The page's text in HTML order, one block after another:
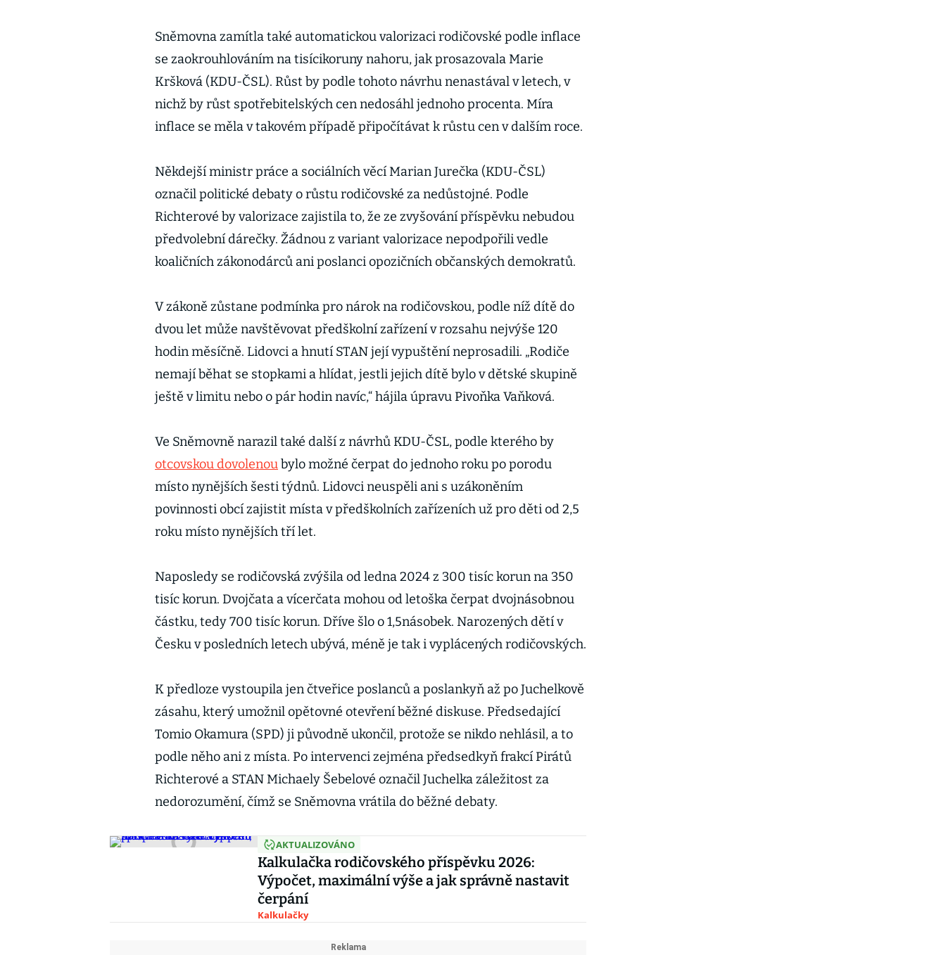
Sněmovna zamítla také automatickou valorizaci rodičovské podle inflace
se zaokrouhlováním na tisícikoruny nahoru, jak prosazovala Marie
Kršková (KDU-ČSL). Růst by podle tohoto návrhu nenastával v letech, v
nichž by růst spotřebitelských cen nedosáhl jednoho procenta. Míra
inflace se měla v takovém případě připočítávat k růstu cen v dalším roce.
Někdejší ministr práce a sociálních věcí Marian Jurečka (KDU-ČSL)
označil politické debaty o růstu rodičovské za nedůstojné. Podle
Richterové by valorizace zajistila to, že ze zvyšování příspěvku nebudou
předvolební dárečky. Žádnou z variant valorizace nepodpořili vedle
koaličních zákonodárců ani poslanci opozičních občanských demokratů.
V zákoně zůstane podmínka pro nárok na rodičovskou, podle níž dítě do
dvou let může navštěvovat předškolní zařízení v rozsahu nejvýše 120
hodin měsíčně. Lidovci a hnutí STAN její vypuštění neprosadili. „Rodiče
nemají běhat se stopkami a hlídat, jestli jejich dítě bylo v dětské skupině
ještě v limitu nebo o pár hodin navíc,“ hájila úpravu Pivoňka Vaňková.
Ve Sněmovně narazil také další z návrhů KDU-ČSL, podle kterého by
otcovskou dovolenoubylo možné čerpat do jednoho roku po porodu
místo nynějších šesti týdnů. Lidovci neuspěli ani s uzákoněním
povinnosti obcí zajistit místa v předškolních zařízeních už pro děti od 2,5
roku místo nynějších tří let.
Naposledy se rodičovská zvýšila od ledna 2024 z 300 tisíc korun na 350
tisíc korun. Dvojčata a vícerčata mohou od letoška čerpat dvojnásobnou
částku, tedy 700 tisíc korun. Dříve šlo o 1,5násobek. Narozených dětí v
Česku v posledních letech ubývá, méně je tak i vyplácených rodičovských.
K předloze vystoupila jen čtveřice poslanců a poslankyň až po Juchelkově
zásahu, který umožnil opětovné otevření běžné diskuse. Předsedající
Tomio Okamura (SPD) ji původně ukončil, protože se nikdo nehlásil, a to
podle něho ani z místa. Po intervenci zejména předsedkyň frakcí Pirátů
Richterové a STAN Michaely Šebelové označil Juchelka záležitost za
nedorozumění, čímž se Sněmovna vrátila do běžné debaty.
AKTUALIZOVÁNO
Kalkulačka rodičovského příspěvku 2026:
Výpočet, maximální výše a jak správně nastavit
čerpání
Kalkulačky